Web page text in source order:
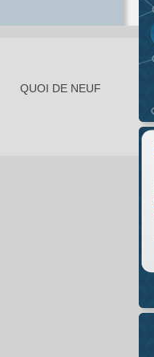
QUOI DE NEUF